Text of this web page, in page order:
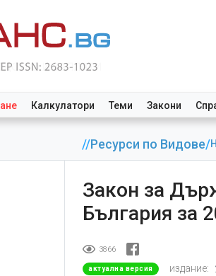
Калкулатори Теми Закони
//Ресурси по Видове/
Закон за
България за
3866
актуална версия издание: